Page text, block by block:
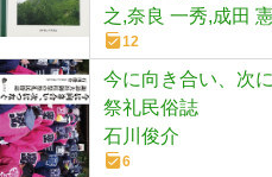
之,奈良 一秀,成田
12
今に向き合い、次
祭礼民俗誌
石川俊介
6